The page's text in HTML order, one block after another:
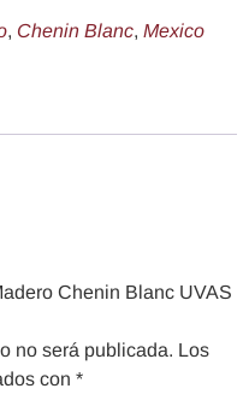
, Chenin Blanc, Mexico
Chenin Blanc UVAS
no será publicada. Los
con *